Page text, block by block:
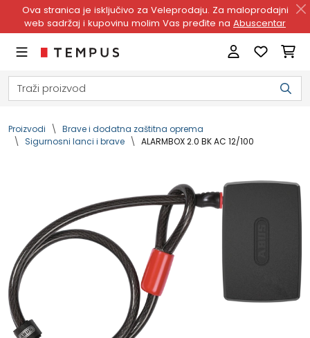
Ova stranica je isključivo za Veleprodaju. Za maloprodajni
web sadržaj i kupovinu molim Vas pređite na Abuscentar
Proizvodi
Brave i dodatna zaštitna oprema
Sigurnosni lanci i brave
ALARMBOX 2.0 BK AC 12/100